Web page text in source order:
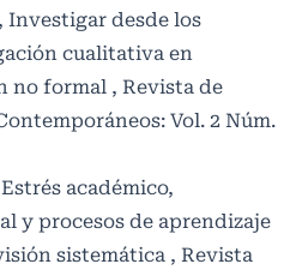
Investigar desde los
cualitativa en
no formal , Revista de
Vol. 2 Núm.
Estrés académico,
y procesos de aprendizaje
sistemática , Revista